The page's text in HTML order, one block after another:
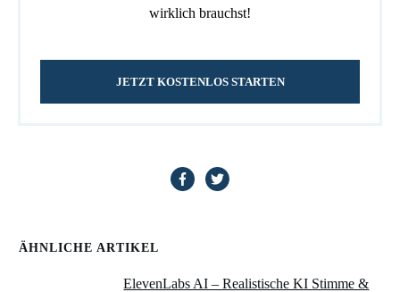
wirklich brauchst!
JETZT KOSTENLOS STARTEN
ÄHNLICHE ARTIKEL
ElevenLabs AI – Realistische KI Stimme &